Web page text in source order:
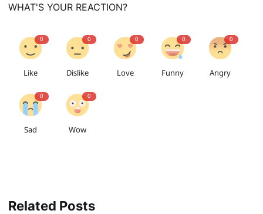
WHAT'S YOUR REACTION?
0
Like
0
Dislike
0
Love
0
Funny
0
Angry
0
Sad
0
Wow
Related Posts